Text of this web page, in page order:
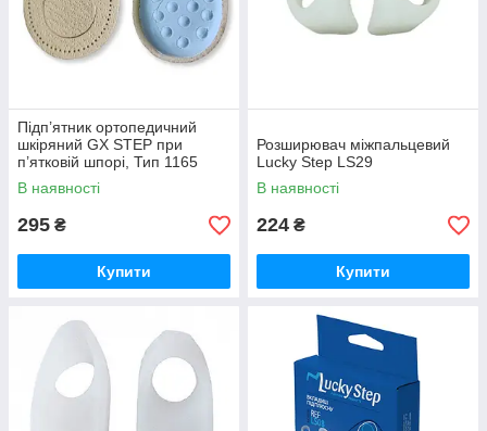
Підп’ятник ортопедичний
шкіряний GX STEP при
п’ятковій шпорі, Тип 1165
В наявності
295 ₴
Купити
Розширювач міжпальцевий
Lucky Step LS29
В наявності
224 ₴
Купити